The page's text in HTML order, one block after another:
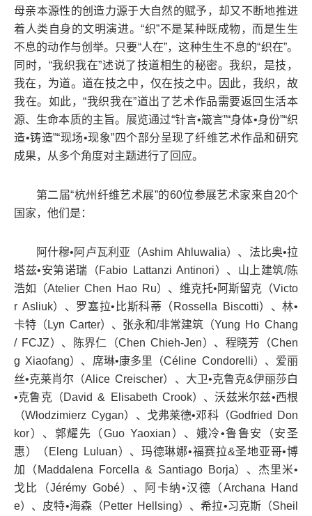
母亲本源性的创造力源于大自然的赋予，却又不断地推进
着人类自身的文明演进。“织”不是某种既成物，而是生生
不息的动作与创举。只要“人在”，这种生生不息的“织在”。
同时，“我织我在”述说了技道相生的秘密。我织，是技，
我在，为道。道在技之中，仅在技之中。因此，我织，故
我在。如此，“我织我在”道出了艺术作品需要返回生活本
源、生命本质的主旨。展览通过“针言•箴言”“身体•身份”“织
造•铸造”“现场•现象”四个部分呈现了纤维艺术作品和研究
成果，从多个角度对主题进行了回应。
第二届“杭州纤维艺术展”的60位参展艺术家来自 20个
国家，他们是：
阿什穆•阿卢瓦利亚（Ashim Ahluwalia）、法比奥•拉
塔兹•安第诺瑞（ Fabio Lattanzi Antinori ）、山上建筑/陈
浩如（Atelier Chen Hao Ru）、维克托•阿斯留克（Victo
r Asliuk）、罗塞拉•比斯科蒂（ Rossella Biscotti）、林•
卡特（ Lyn Carter）、张永和/非常建筑（Yung Ho Chang
/ FCJZ）、陈界仁（Chen Chieh-Jen ）、程晓芳（Chen
g Xiaofang）、席琳•康多里（Cé line Condorelli）、爱丽
丝•克莱肖尔（Alice Creischer）、大卫•克鲁克&伊丽莎白
•克鲁克（ David & Elisabeth Crook）、沃兹米尔兹•西根
（Włodzimierz Cygan）、戈弗莱德•邓科（Godfried Don
kor ）、郭耀先（ Guo Yaoxian ）、娥冷•鲁鲁安（安圣
惠）（ Eleng Luluan ）、玛德琳娜•福赛拉&圣地亚哥•博
加（ Maddalena Forcella & Santiago Borja）、杰里米•
戈比（Jérémy Gobé）、阿卡纳•汉德（ Archana Hand
e）、皮特•海森（ Petter Hellsing）、希拉•习克斯（Sheil